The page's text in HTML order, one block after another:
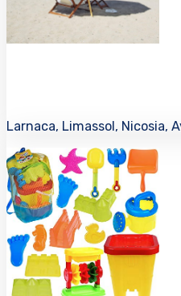
Larnaca, Limassol, Nicosia,